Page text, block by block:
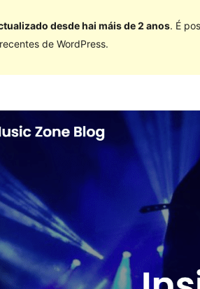
desde hai máis de 2 anos. É
de WordPress.